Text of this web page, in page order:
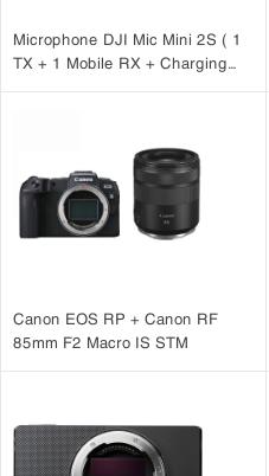
Microphone DJI Mic Mini 2S ( 1
TX + 1 Mobile RX + Charging
Canon EOS RP + Canon RF
85mm F2 Macro IS STM